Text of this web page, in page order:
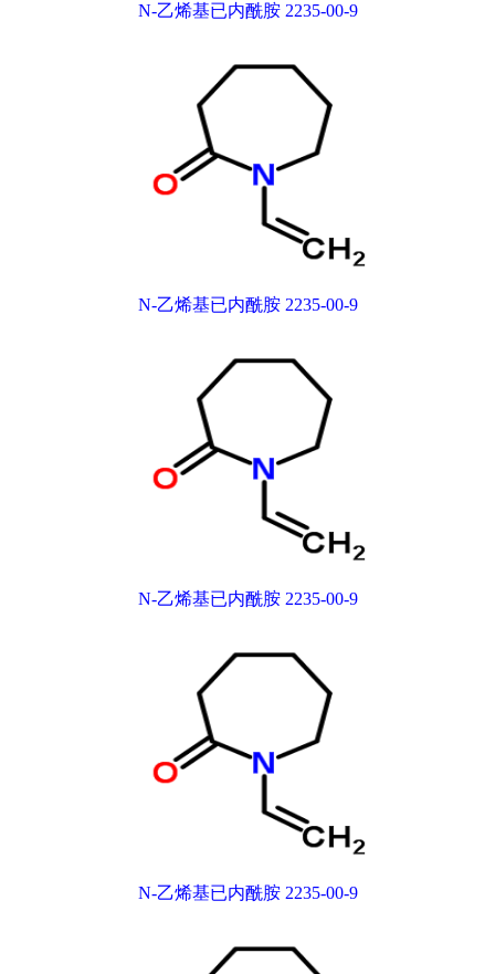
N-乙烯基已内酰胺 2235-00-9
N-乙烯基已内酰胺 2235-00-9
N-乙烯基已内酰胺 2235-00-9
N-乙烯基已内酰胺 2235-00-9